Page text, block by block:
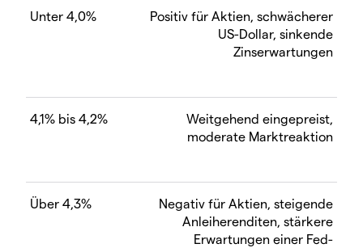
Unter 4,0%
Positiv für Aktien, schwächerer
US-Dollar, sinkende
Zinserwartungen
4,1% bis 4,2%
Weitgehend eingepreist,
moderate Marktreaktion
Über 4,3%
Negativ für Aktien, steigende
Anleiherenditen, stärkere
Erwartungen einer Fed-